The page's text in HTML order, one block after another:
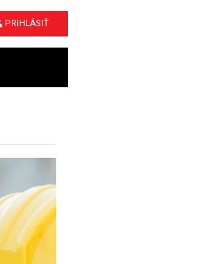
PRIHLÁSIŤ